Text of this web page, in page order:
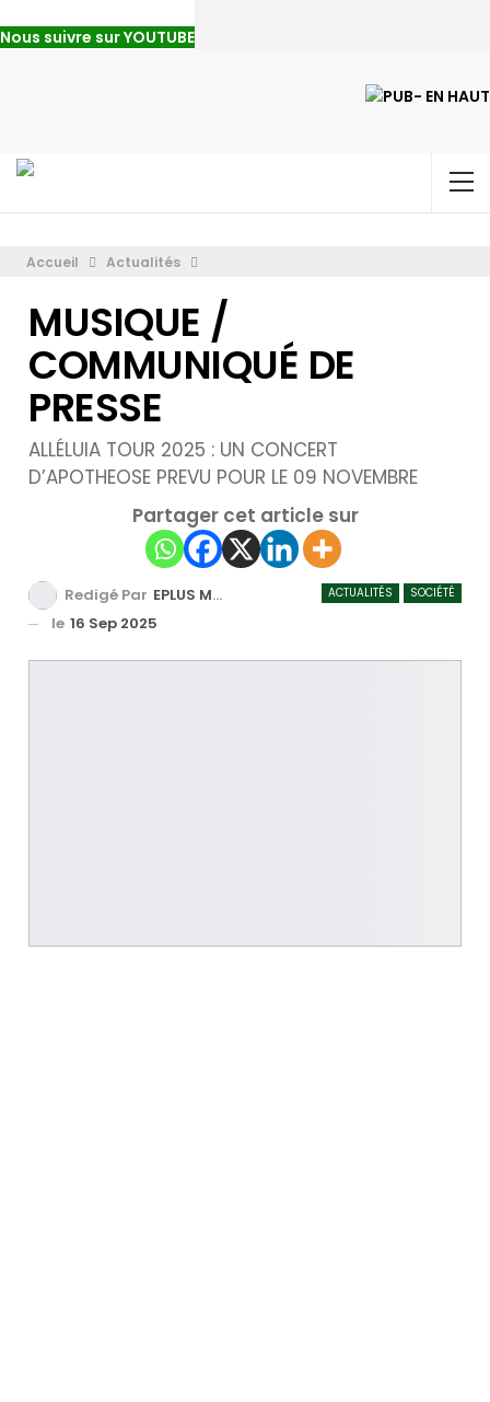
Nous suivre sur YOUTUBE
Accueil Actualités
MUSIQUE /
COMMUNIQUÉ DE
PRESSE
ALLÉLUIA TOUR 2025 : UN CONCERT
D’APOTHEOSE PREVU POUR LE 09 NOVEMBRE
Partager cet article sur
ACTUALITÉS SOCIÉTÉ
Redigé Par EPLUS MEDIA TV
le 16 Sep 2025